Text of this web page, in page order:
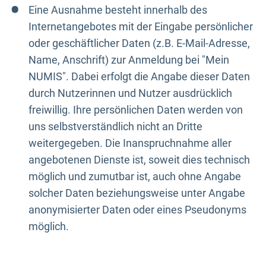
Eine Ausnahme besteht innerhalb des
Internetangebotes mit der Eingabe persönlicher
oder geschäftlicher Daten (z.B. E-Mail-Adresse,
Name, Anschrift) zur Anmeldung bei "Mein
NUMIS". Dabei erfolgt die Angabe dieser Daten
durch Nutzerinnen und Nutzer ausdrücklich
freiwillig. Ihre persönlichen Daten werden von
uns selbstverständlich nicht an Dritte
weitergegeben. Die Inanspruchnahme aller
angebotenen Dienste ist, soweit dies technisch
möglich und zumutbar ist, auch ohne Angabe
solcher Daten beziehungsweise unter Angabe
anonymisierter Daten oder eines Pseudonyms
möglich.